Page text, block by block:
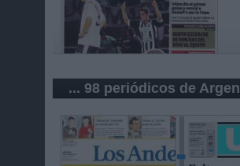
... 98 periódicos de